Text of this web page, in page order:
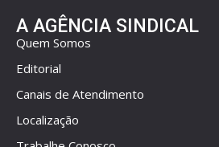
A AGÊNCIA SINDICAL
Quem Somos
Editorial
Canais de Atendimento
Localização